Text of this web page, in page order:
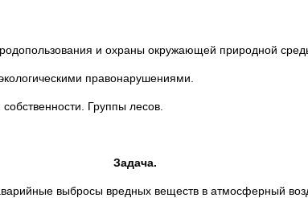
и охраны окружающей природной
правонарушениями.
Группы лесов.
Задача.
выбросы вредных веществ в атмосферный